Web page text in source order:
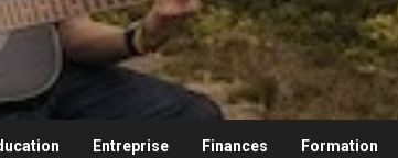
Entreprise Finances Formation